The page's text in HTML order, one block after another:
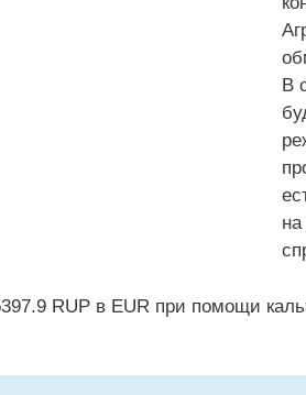
В
RUP в EUR при помощи